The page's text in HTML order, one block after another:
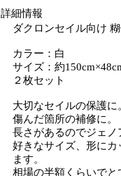
詳細情報
ダクロンセイル向け
カラー：白
サイズ：約
２枚セット
大切なセイルの保護に
傷んだ箇所の補修に。
長さがあるのでジェノ
好きなサイズ、形にカ
ます。
相場の半額くらいでと